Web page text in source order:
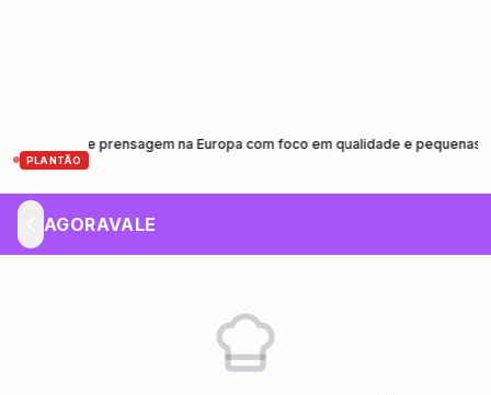
PLANTÃO
de prensagem na Europa com foco em qualidade e pequenas tiragens
AGORAVALE